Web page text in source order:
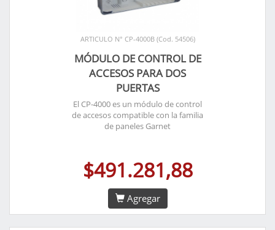
ARTICULO N° CP-4000B (Cod. 54506)
MÓDULO DE CONTROL DE
ACCESOS PARA DOS
PUERTAS
El CP-4000 es un módulo de control
de accesos compatible con la familia
de paneles Garnet
$491.281,88
Agregar